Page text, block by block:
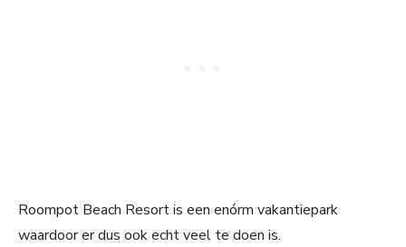
Roompot Beach Resort is een enórm vakantiepark
waardoor er dus ook echt veel te doen is.